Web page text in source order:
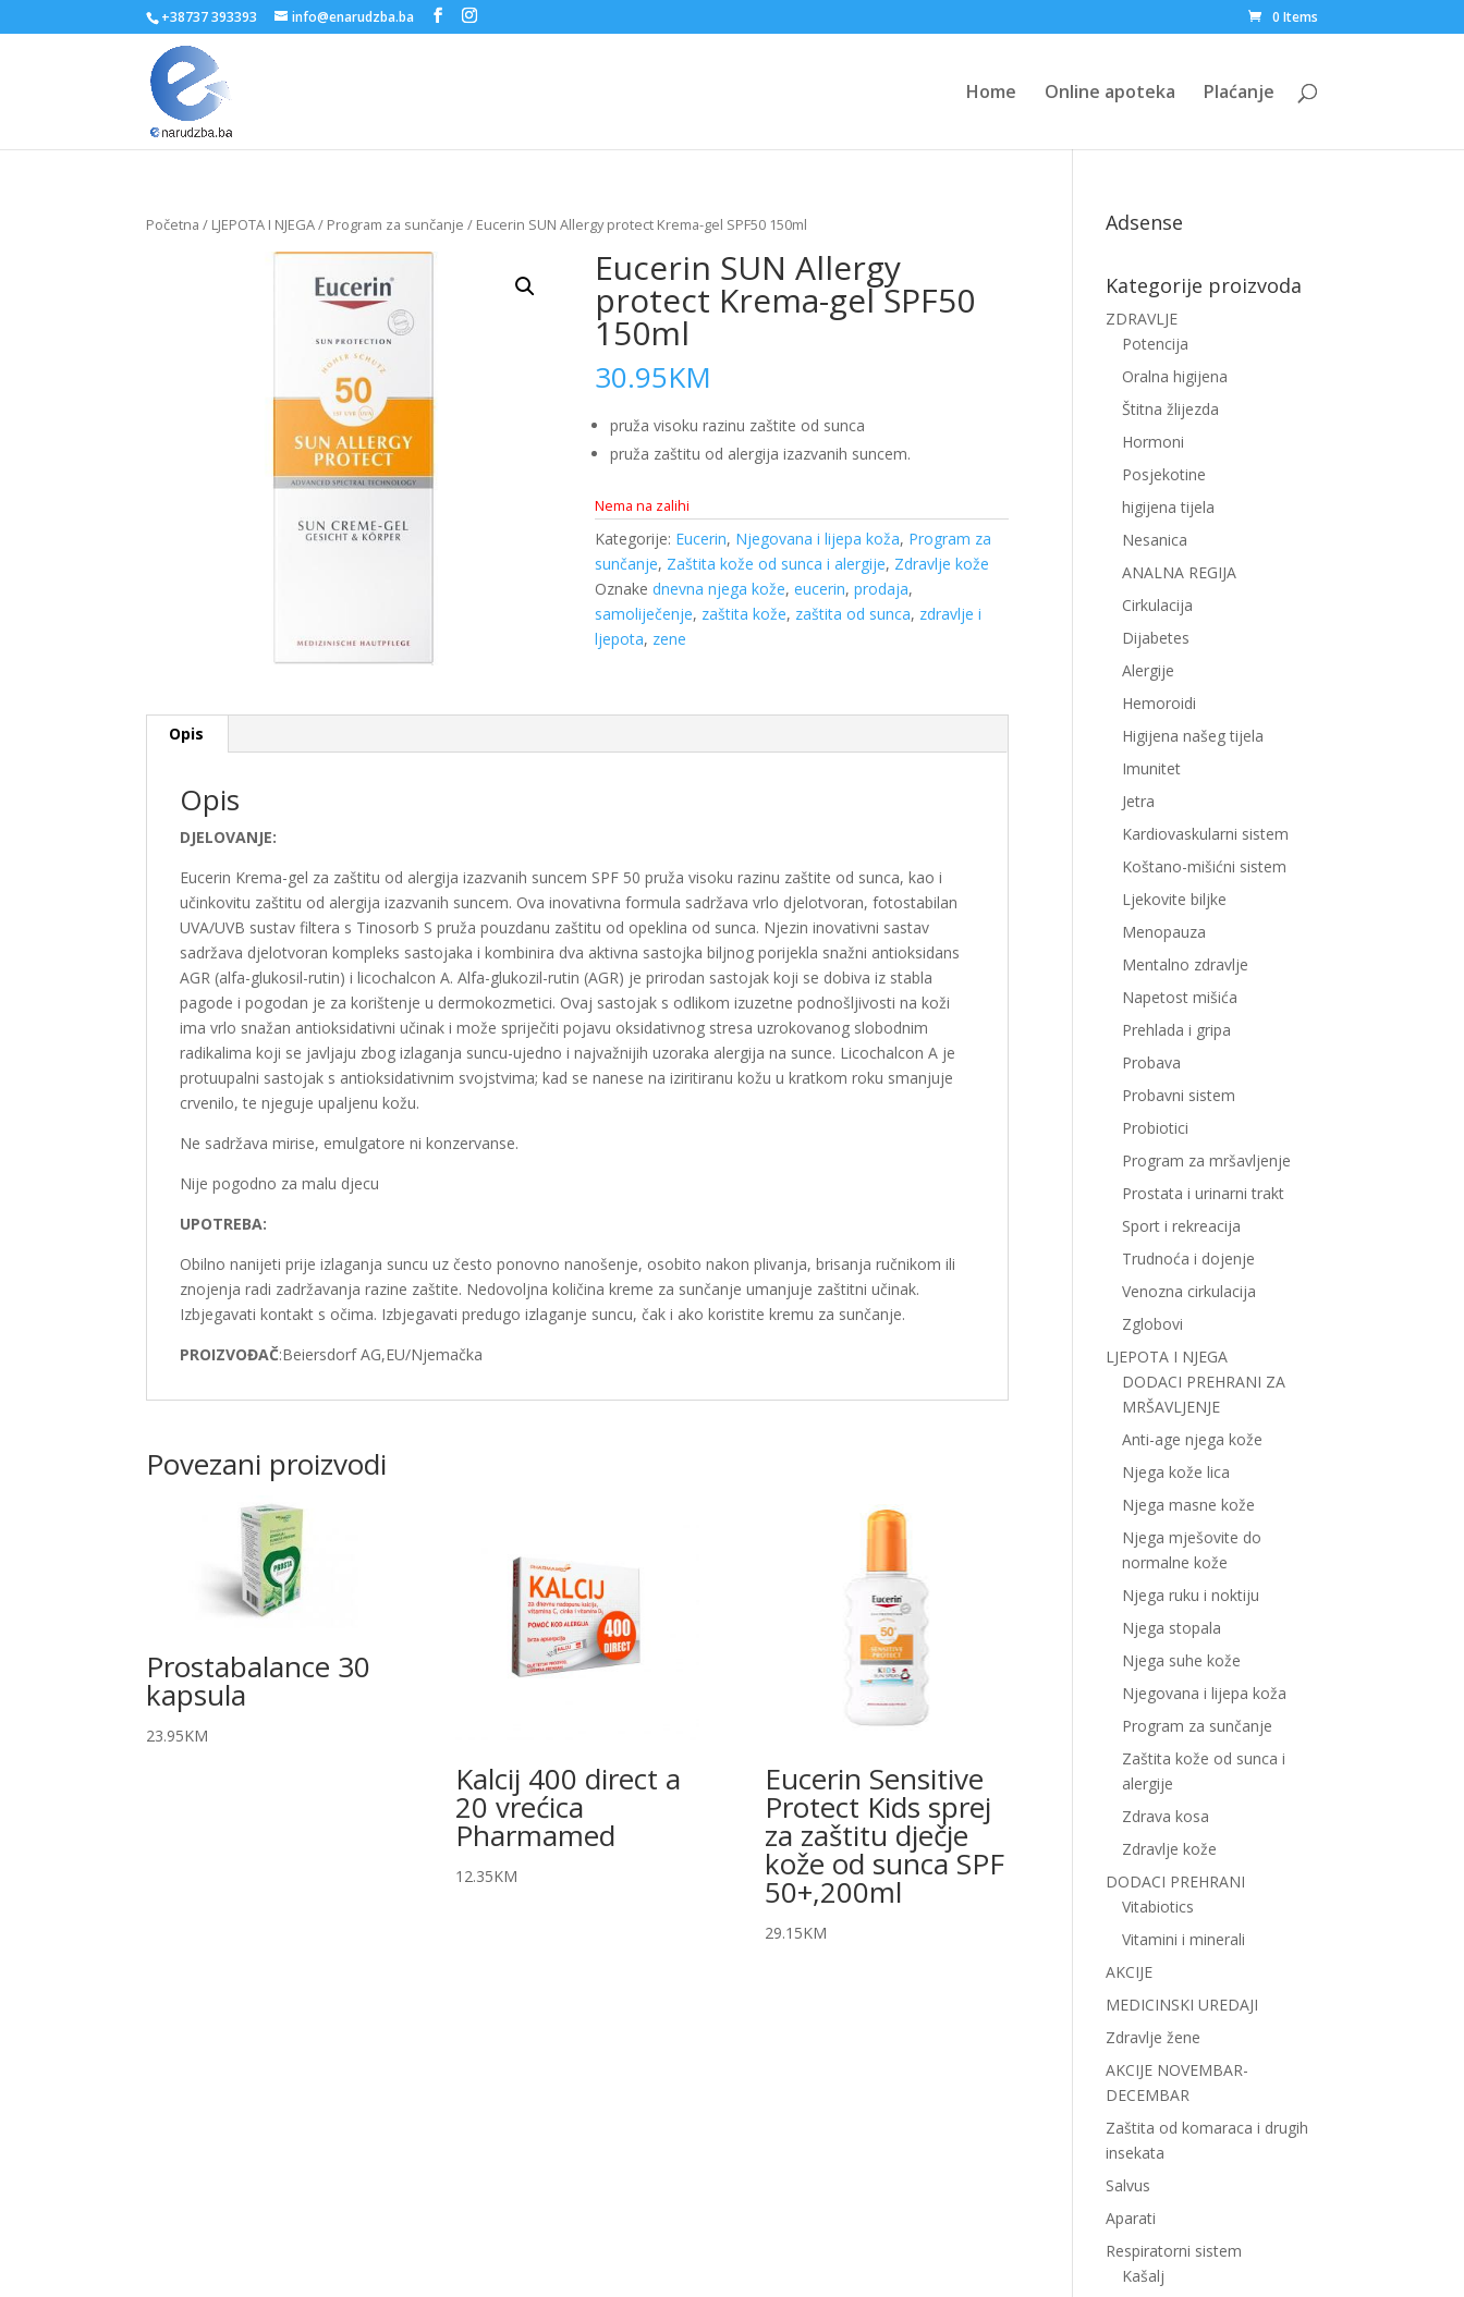
+38737 393393 info@enarudzba.ba 0 Items
Home Online apoteka Plaćanje
Početna / LJEPOTA I NJEGA/ Program za sunčanje / Eucerin SUN Allergy protect Krema-gel SPF50 150ml
Eucerin SUN Allergy
protect Krema-gel SPF50
150ml
30.95KM
pruža visoku razinu zaštite od sunca
pruža zaštitu od alergija izazvanih suncem.
Nema na zalihi
Kategorije: Eucerin, Njegovana i lijepa koža, Program za
sunčanje, Zaštita kože od sunca i alergije, Zdravlje kože
Oznakednevna njega kože,eucerin,prodaja,
samoliječenje, zaštita kože, zaštita od sunca, zdravlje i
ljepota, zene
Opis
Opis
DJELOVANJE:
Eucerin Krema-gel za zaštitu od alergija izazvanih suncem SPF 50 pruža visoku razinu zaštite od sunca, kao i
učinkovitu zaštitu od alergija izazvanih suncem. Ova inovativna formula sadržava vrlo djelotvoran, fotostabilan
UVA/UVB sustav filtera s Tinosorb S pruža pouzdanu zaštitu od opeklina od sunca. Njezin inovativni sastav
sadržava djelotvoran kompleks sastojaka i kombinira dva aktivna sastojka biljnog porijekla snažni antioksidans
AGR (alfa-glukosil-rutin) i licochalcon A. Alfa-glukozil-rutin (AGR) je prirodan sastojak koji se dobiva iz stabla
pagode i pogodan je za korištenje u dermokozmetici. Ovaj sastojak s odlikom izuzetne podnošljivosti na koži
ima vrlo snažan antioksidativni učinak i može spriječiti pojavu oksidativnog stresa uzrokovanog slobodnim
radikalima koji se javljaju zbog izlaganja suncu-ujedno i najvažnijih uzoraka alergija na sunce. Licochalcon A je
protuupalni sastojak s antioksidativnim svojstvima; kad se nanese na iziritiranu kožu u kratkom roku smanjuje
crvenilo, te njeguje upaljenu kožu.
Ne sadržava mirise, emulgatore ni konzervanse.
Nije pogodno za malu djecu
UPOTREBA:
Obilno nanijeti prije izlaganja suncu uz često ponovno nanošenje, osobito nakon plivanja, brisanja ručnikom ili
znojenja radi zadržavanja razine zaštite. Nedovoljna količina kreme za sunčanje umanjuje zaštitni učinak.
Izbjegavati kontakt s očima. Izbjegavati predugo izlaganje suncu, čak i ako koristite kremu za sunčanje.
PROIZVOĐAČ:Beiersdorf AG,EU/Njemačka
Povezani proizvodi
Prostabalance 30
kapsula
23.95KM
Kalcij 400 direct a
20 vrećica
Pharmamed
12.35KM
Eucerin Sensitive
Protect Kids sprej
za zaštitu dječje
kože od sunca SPF
50+,200ml
29.15KM
Adsense
Kategorije proizvoda
ZDRAVLJE
Potencija
Oralna higijena
Štitna žlijezda
Hormoni
Posjekotine
higijena tijela
Nesanica
ANALNA REGIJA
Cirkulacija
Dijabetes
Alergije
Hemoroidi
Higijena našeg tijela
Imunitet
Jetra
Kardiovaskularni sistem
Koštano-mišićni sistem
Ljekovite biljke
Menopauza
Mentalno zdravlje
Napetost mišića
Prehlada i gripa
Probava
Probavni sistem
Probiotici
Program za mršavljenje
Prostata i urinarni trakt
Sport i rekreacija
Trudnoća i dojenje
Venozna cirkulacija
Zglobovi
LJEPOTA I NJEGA
DODACI PREHRANI ZA
MRŠAVLJENJE
Anti-age njega kože
Njega kože lica
Njega masne kože
Njega mješovite do
normalne kože
Njega ruku i noktiju
Njega stopala
Njega suhe kože
Njegovana i lijepa koža
Program za sunčanje
Zaštita kože od sunca i
alergije
Zdrava kosa
Zdravlje kože
DODACI PREHRANI
Vitabiotics
Vitamini i minerali
AKCIJE
MEDICINSKI UREDAJI
Zdravlje žene
AKCIJE NOVEMBAR-
DECEMBAR
Zaštita od komaraca i drugih
insekata
Salvus
Aparati
Respiratorni sistem
Kašalj